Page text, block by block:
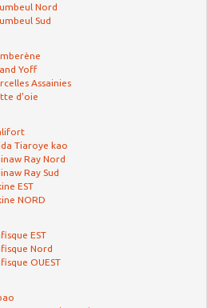
Nord
Sud
Yoff
Assainies
d'oie
Tiaroye kao
Ray Nord
Ray Sud
EST
NORD
EST
Nord
OUEST